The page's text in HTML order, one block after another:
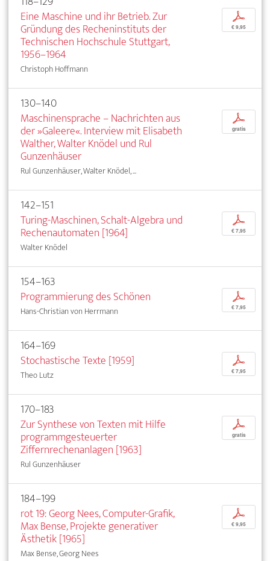
Eine Maschine und ihr Betrieb. Zur
Gründung des Recheninstituts der
Technischen Hochschule Stuttgart,
1956–1964
Christoph Hoffmann
p
€ 9,95
130–140
Maschinensprache – Nachrichten aus
der »Galeere«. Interview mit Elisabeth
Walther, Walter Knödel und Rul
Gunzenhäuser
Rul Gunzenhäuser, Walter Knödel, ...
p
gratis
142–151
Turing-Maschinen, Schalt-Algebra und
Rechenautomaten [1964]
Walter Knödel
p
€ 7,95
154–163
Programmierung des Schönen
Hans-Christian von Herrmann
p
€ 7,95
164–169
Stochastische Texte [1959]
Theo Lutz
p
€ 7,95
170–183
Zur Synthese von Texten mit Hilfe
programmgesteuerter
Ziffernrechenanlagen [1963]
Rul Gunzenhäuser
p
gratis
184–199
rot 19: Georg Nees, Computer-Grafik,
Max Bense, Projekte generativer
Ästhetik [1965]
Max Bense, Georg Nees
p
€ 9,95